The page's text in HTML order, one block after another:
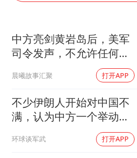
56岁刘奕君
中方亮剑黄岩岛后，美军
司令发声，不允许任何国
晨曦故事汇聚 打开APP
不少伊朗人开始对中国不
满，认为中方一个举动，
环球谈军武 打开APP